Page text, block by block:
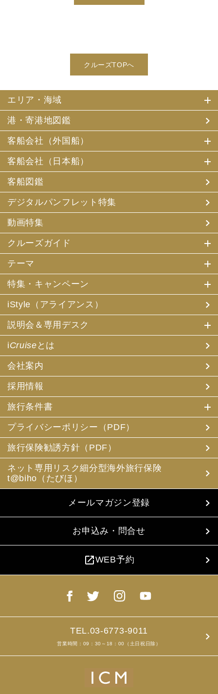
クルーズTOPへ
エリア・海域
港・寄港地図鑑
客船会社（外国船）
客船会社（日本船）
客船図鑑
デジタルパンフレット特集
動画特集
クルーズガイド
テーマ
特集・キャンペーン
iStyle（アライアンス）
説明会＆専用デスク
iCruise とは
会社案内
採用情報
旅行条件書
プライバシーポリシー（PDF）
旅行保険勧誘方針（PDF）
ネット専用リスク細分型海外旅行保険
t@biho（たびほ）
メールマガジン登録
お申込み・問合せ
open_in_newWEB予約
TEL.03-6773-9011
営業時間：09：30～18：00（土日祝日除）